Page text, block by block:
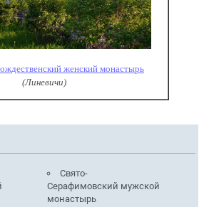
женский монастырь
(Линевичи)
Свято-
Серафимовский мужской
монастырь